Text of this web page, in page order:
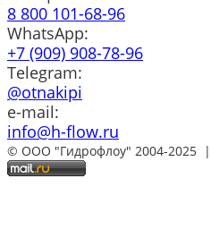
8 800 101-68-96
WhatsApp:
+7 (909) 908-78-96
Telegram:
@otnakipi
e-mail:
info@h-flow.ru
© ООО "Гидрофлоу" 2004-2025 |